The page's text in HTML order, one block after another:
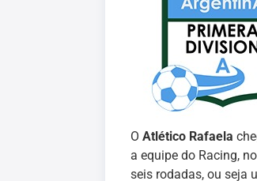
O Atlético Rafaela
a equipe do Racing,
seis rodadas, ou seja